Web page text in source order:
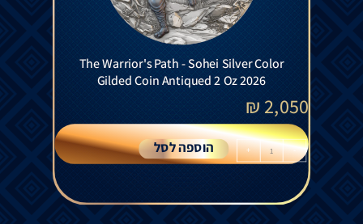
The Warrior's Path - Sohei Silver Color
Gilded Coin Antiqued 2 Oz 2026
2,050
₪
-
+ הוספה לסל